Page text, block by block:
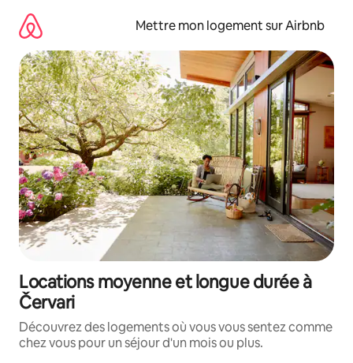
directement
contenu
Mettre mon logement sur Airbnb
Locations moyenne et longue durée à
Červari
Découvrez des logements où vous vous sentez comme
chez vous pour un séjour d'un mois ou plus.